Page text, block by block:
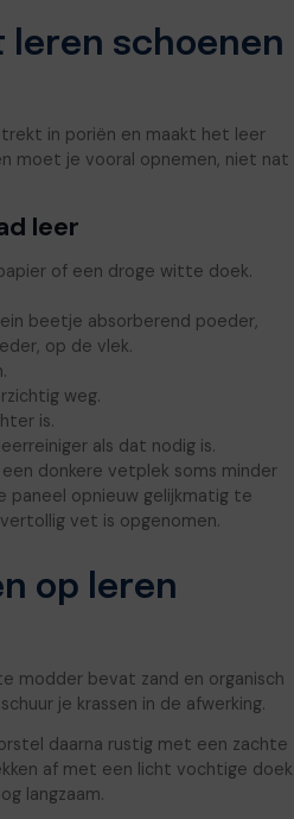
leren schoenen
in poriën en maakt het leer
moet je vooral opnemen, niet nat
leer
of een droge witte doek.
beetje absorberend poeder,
op de vlek.
weg.
is.
als dat nodig is.
donkere vetplek soms minder
paneel opnieuw gelijkmatig te
vet is opgenomen.
op leren
modder bevat zand en organisch
je krassen in de afwerking.
daarna rustig met een zachte
af met een licht vochtige doek
langzaam.